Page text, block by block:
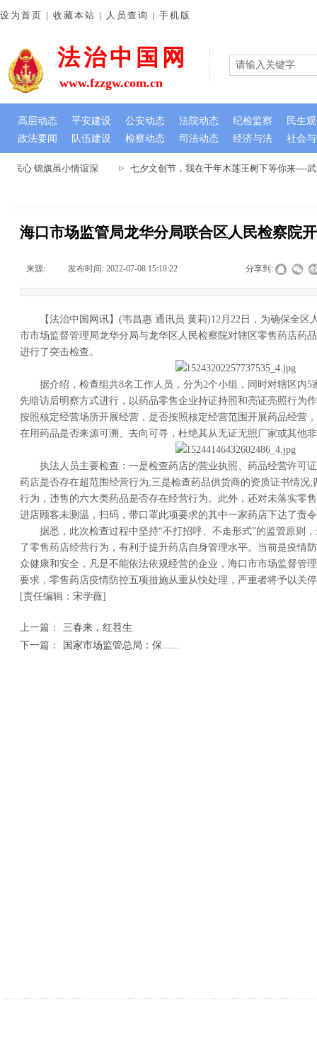
民心 锦旗虽小情谊深 七夕文创节，我在千年木莲王树下等你来----武
法治中国网
政法要闻 队伍建设 检察动态 司法动态 经济与法 社会
设为首页 | 收藏本站 | 人员查询 | 手机版
www.fzzgw.com.cn
高层动态 平安建设 公安动态 法院动态 纪检监察 民生
海口市场监管局龙华分局联合区人民检察院
来源: 发布时间: 2022-07-08 15:18:22 分享到:
【法治中国网讯】(韦昌惠 通讯员 黄莉)12月22日，为确保全
市市场监督管理局龙华分局与龙华区人民检察院对辖区零售药店药
进行了突击检查。
据介绍，检查组共8名工作人员，分为2个小组，同时对辖区内
先暗访后明察方式进行，以药品零售企业持证持照和亮证亮照行为
按照核定经营场所开展经营，是否按照核定经营范围开展药品经营
在用药品是否来源可溯、去向可寻，杜绝其从无证无照厂家或其他
执法人员主要检查：一是检查药店的营业执照、药品经营许可
药店是否存在超范围经营行为;三是检查药品供货商的资质证书情况
行为，违售的六大类药品是否存在经营行为。此外，还对未落实零
进店顾客未测温，扫码，带口罩此项要求的其中一家药店下达了责
据悉，此次检查过程中坚持“不打招呼、不走形式”的监管原则
了零售药店经营行为，有利于提升药店自身管理水平。当前是疫情
众健康和安全，凡是不能依法依规经营的企业，海口市市场监督管
要求，零售药店疫情防控五项措施从重从快处理，严重者将予以关
[责任编辑：宋学薇]
上一篇：
三春来，红苕生
下一篇：
国家市场监管总局：保......